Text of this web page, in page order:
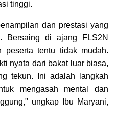
tinggi.
dan prestasi yang
Bersaing di ajang FLS2N
peserta tentu tidak mudah.
nyata dari bakat luar biasa,
tekun. Ini adalah langkah
mengasah mental dan
ungkap Ibu Maryani,